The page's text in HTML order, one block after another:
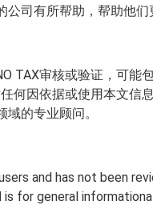
司有所帮助，帮助他们
TAX审核或验证，可能
何因依据或使用本文
的专业顾问。
and has not been
for general